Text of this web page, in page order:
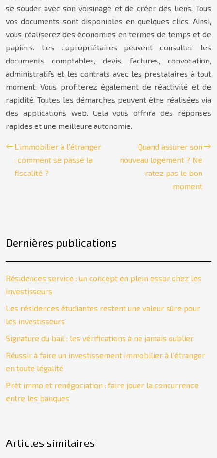
se souder avec son voisinage et de créer des liens. Tous
vos documents sont disponibles en quelques clics. Ainsi,
vous réaliserez des économies en termes de temps et de
papiers. Les copropriétaires peuvent consulter les
documents comptables, devis, factures, convocation,
administratifs et les contrats avec les prestataires à tout
moment. Vous profiterez également de réactivité et de
rapidité. Toutes les démarches peuvent être réalisées via
des applications web. Cela vous offrira des réponses
rapides et une meilleure autonomie.
L’immobilier à l’étranger
: comment se passe la
fiscalité ?
Quand assurer son
nouveau logement ? Ne
ratez pas le bon
moment
Dernières publications
Résidences service : un concept en plein essor chez les
investisseurs
Les résidences étudiantes restent une valeur sûre pour
les investisseurs
Signature du bail : les vérifications à ne jamais oublier
Réussir à faire un investissement immobilier à l’étranger
en toute légalité
Prêt immo et renégociation : faire jouer la concurrence
entre les banques
Articles similaires